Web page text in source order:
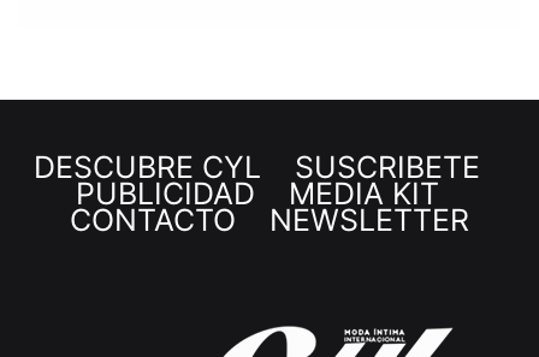
DESCUBRE CYL SUSCRÍBETE
PUBLICIDAD MEDIA KIT
CONTACTO NEWSLETTER